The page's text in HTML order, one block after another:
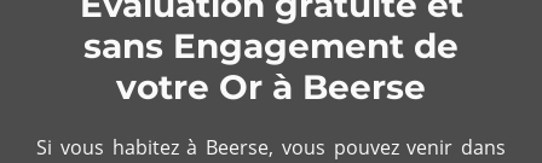
sans Engagement de
votre Or à Beerse
Si vous habitez à Beerse, vous pouvez venir dans